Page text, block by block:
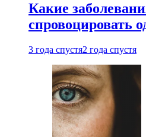
Какие
спровоцировать
3 года спустя2 года спустя